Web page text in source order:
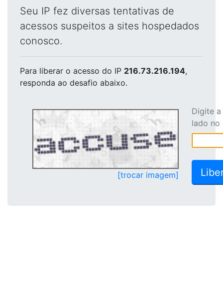
Seu IP fez diversas tentativas de
acessos suspeitos a sites hospedados
conosco.
Para liberar o acesso do IP 216.73.216.194,
responda ao desafio abaixo.
[trocar imagem]
Digite
lado no